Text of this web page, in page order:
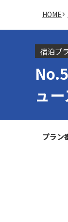
HOME
宿泊プ
ュ